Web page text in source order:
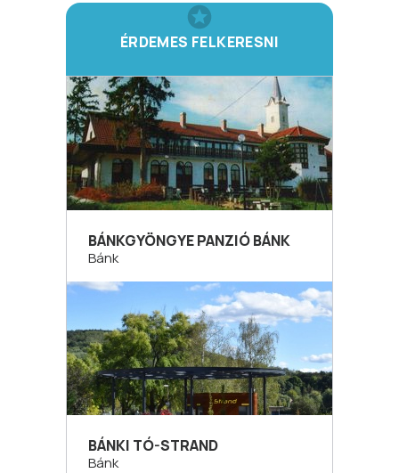
ÉRDEMES FELKERESNI
BÁNKGYÖNGYE PANZIÓ BÁNK
Bánk
BÁNKI TÓ-STRAND
Bánk